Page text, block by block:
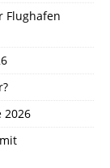
Flughafen
2026